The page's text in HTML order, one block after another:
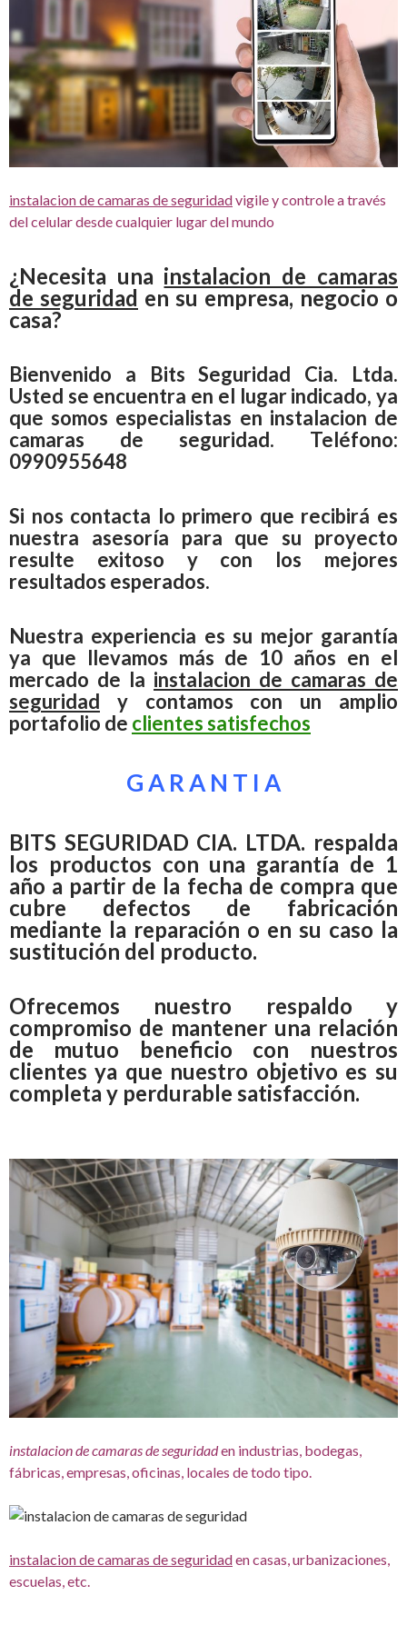
instalacion de camaras de seguridadvigile y controle a través
del celular desde cualquier lugar del mundo
¿Necesita una instalacion de camaras
de seguridad en su empresa, negocio o
casa?
Bienvenido a Bits Seguridad Cia. Ltda.
Usted se encuentra en el lugar indicado, ya
que somos especialistas en instalacion de
camaras de seguridad. Teléfono:
0990955648
Si nos contacta lo primero que recibirá es
nuestra asesoría para que su proyecto
resulte exitoso y con los mejores
resultados esperados.
Nuestra experiencia es su mejor garantía
ya que llevamos más de 10 años en el
mercado de la instalacion de camaras de
seguridad y contamos con un amplio
portafolio de clientes satisfechos
G A R A N T I A
BITS SEGURIDAD CIA. LTDA. respalda
los productos con una garantía de 1
año a partir de la fecha de compra que
cubre defectos de fabricación
mediante la reparación o en su caso la
sustitución del producto.
Ofrecemos nuestro respaldo y
compromiso de mantener una relación
de mutuo beneficio con nuestros
clientes ya que nuestro objetivo es su
completa y perdurable satisfacción.
instalacion de camaras de seguridaden industrias, bodegas,
fábricas, empresas, oficinas, locales de todo tipo.
instalacion de camaras de seguridaden casas, urbanizaciones,
escuelas, etc.